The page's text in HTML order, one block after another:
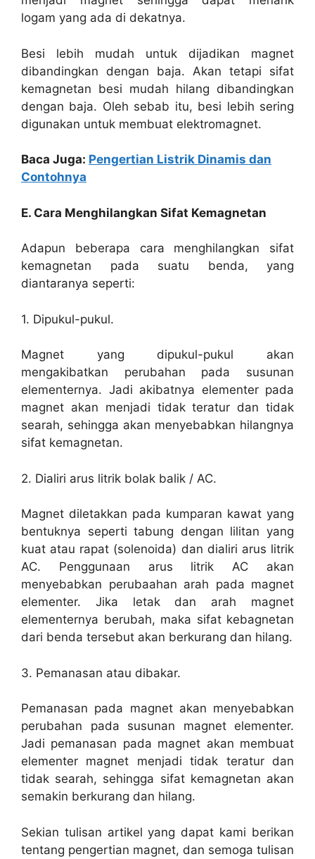
logam yang ada di dekatnya.
Besi lebih mudah untuk dijadikan magnet
dibandingkan dengan baja. Akan tetapi sifat
kemagnetan besi mudah hilang dibandingkan
dengan baja. Oleh sebab itu, besi lebih sering
digunakan untuk membuat elektromagnet.
Baca Juga: Pengertian Listrik Dinamis dan
Contohnya
E. Cara Menghilangkan Sifat Kemagnetan
Adapun beberapa cara menghilangkan sifat
kemagnetan pada suatu benda, yang
diantaranya seperti:
1. Dipukul-pukul.
Magnet yang dipukul-pukul akan
mengakibatkan perubahan pada susunan
elementernya. Jadi akibatnya elementer pada
magnet akan menjadi tidak teratur dan tidak
searah, sehingga akan menyebabkan hilangnya
sifat kemagnetan.
2. Dialiri arus litrik bolak balik / AC.
Magnet diletakkan pada kumparan kawat yang
bentuknya seperti tabung dengan lilitan yang
kuat atau rapat (solenoida) dan dialiri arus litrik
AC. Penggunaan arus litrik AC akan
menyebabkan perubaahan arah pada magnet
elementer. Jika letak dan arah magnet
elementernya berubah, maka sifat kebagnetan
dari benda tersebut akan berkurang dan hilang.
3. Pemanasan atau dibakar.
Pemanasan pada magnet akan menyebabkan
perubahan pada susunan magnet elementer.
Jadi pemanasan pada magnet akan membuat
elementer magnet menjadi tidak teratur dan
tidak searah, sehingga sifat kemagnetan akan
semakin berkurang dan hilang.
Sekian tulisan artikel yang dapat kami berikan
tentang pengertian magnet, dan semoga tulisan